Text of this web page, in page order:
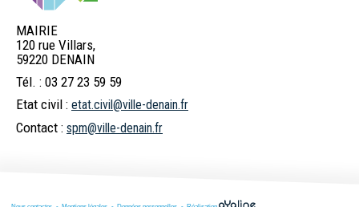
Logement
spectacles
Numéros d'urgence
MAIRIE
120 rue Villars,
59220 DENAIN
Tél. : 03 27 23 59 59
Etat civil : etat.civil@ville-denain.fr
Contact : spm@ville-denain.fr